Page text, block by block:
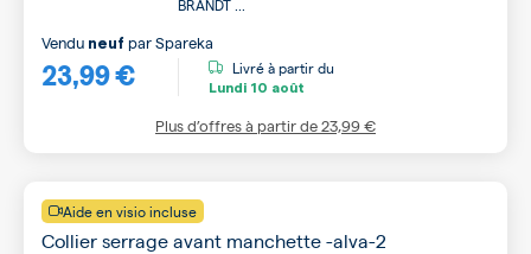
BRANDT ...
23,99 €
Vendu neuf parSpareka
Livré à partir du
Lundi 10 août
Plus d’offres à partir de23,99 €
Aide en visio incluse
Collier serrage avant manchette -alva-2